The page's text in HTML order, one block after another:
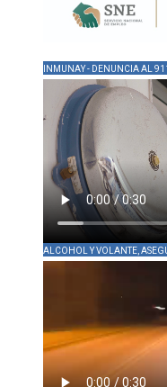
INMUNAY - DENUNCIA AL
ALCOHOL Y VOLANTE,